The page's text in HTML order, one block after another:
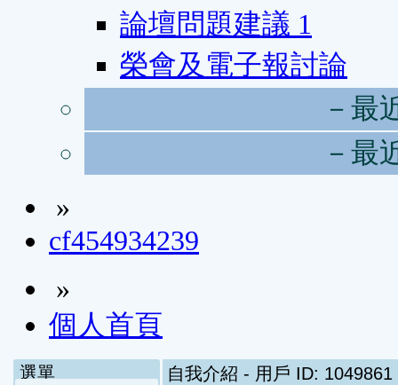
論壇問題建議 1
榮會及電子報討論
－最
－最
»
cf454934239
»
個人首頁
選單 自我介紹 - 用戶 ID: 1049861